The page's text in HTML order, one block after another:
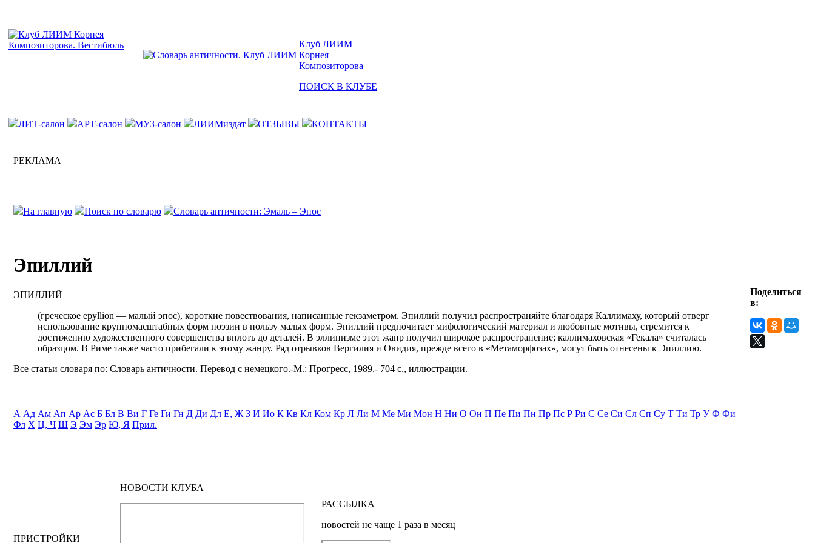
Клуб ЛИИМ
Корнея
Композиторова
ПОИСК В КЛУБЕ
ЛИТ-салон АРТ-салон МУЗ-салон ЛИИМиздат ОТЗЫВЫ КОНТАКТЫ
РЕКЛАМА
На главную Поиск по словарю Словарь античности: Эмаль – Эпос
Эпиллий
ЭПИЛЛИЙ
(греческое epyllion — малый эпос), короткие повествования, написанные гекзаметром. Эпиллий получил распространяйте благодаря Каллимаху, который отверг
использование крупномасштабных форм поэзии в пользу малых форм. Эпиллий предпочитает мифологический материал и любовные мотивы, стремится к
достижению художественного совершенства вплоть до деталей. В эллинизме этот жанр получил широкое распространение; каллимаховская «Гекала» считалась
образцом. В Риме также часто прибегали к этому жанру. Ряд отрывков Вергилия и Овидия, прежде всего в «Метаморфозах», могут быть отнесены к Эпиллию.
Все статьи словаря по: Словарь античности. Перевод с немецкого.-М.: Прогресс, 1989.- 704 с., иллюстрации.
А Ад Ам Ап Ар Ас Б Бл В Ви Г Ге Ги Гн Д Ди Дл Е, Ж З И Ио К Кв Кл Ком Кр Л Ли М Ме Ми Мон Н Ни О Он П Пе Пи Пн Пр Пс Р Ри С Се Си Сл Сп Су Т Ти Тр У Ф Фи
Фл Х Ц, Ч Ш Э Эм Эр Ю, Я Прил.
Поделиться
в:
ПРИСТРОЙКИ
НОВОСТИ КЛУБА
РАССЫЛКА
новостей не чаще 1 раза в месяц